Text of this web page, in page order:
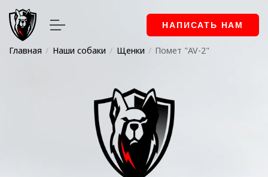
НАПИСАТЬ НАМ
Главная Наши собаки Щенки Помет "AV-2"